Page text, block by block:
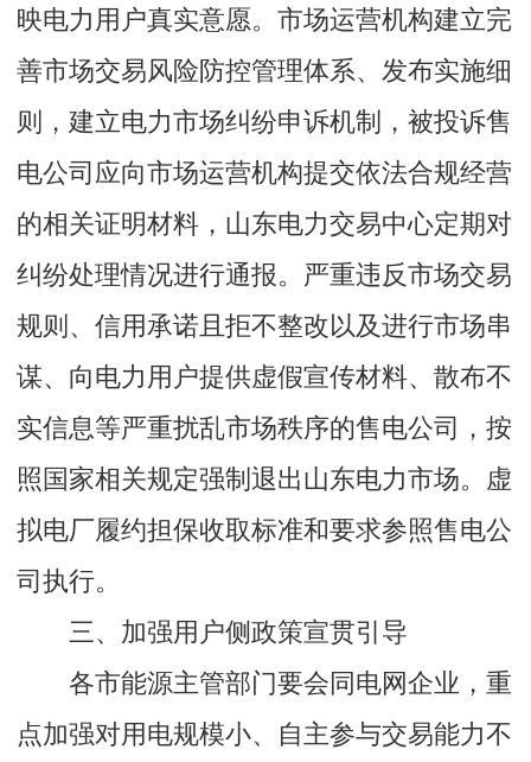
映电力用户真实意愿。市场运营机构建立完
善市场交易风险防控管理体系、发布实施细
则，建立电力市场纠纷申诉机制，被投诉售
电公司应向市场运营机构提交依法合规经营
的相关证明材料，山东电力交易中心定期对
纠纷处理情况进行通报。严重违反市场交易
规则、信用承诺且拒不整改以及进行市场串
谋、向电力用户提供虚假宣传材料、散布不
实信息等严重扰乱市场秩序的售电公司，按
照国家相关规定强制退出山东电力市场。虚
拟电厂履约担保收取标准和要求参照售电公
司执行。
三、加强用户侧政策宣贯引导
各市能源主管部门要会同电网企业，重
点加强对用电规模小、自主参与交易能力不